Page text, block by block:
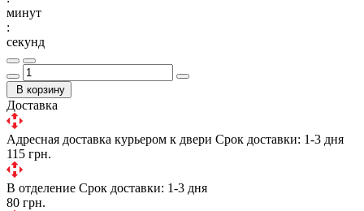
минут
:
секунд
В корзину
Доставка
Адресная доставка курьером к двери Срок доставки: 1-3 дня
115 грн.
В отделение Срок доставки: 1-3 дня
80 грн.